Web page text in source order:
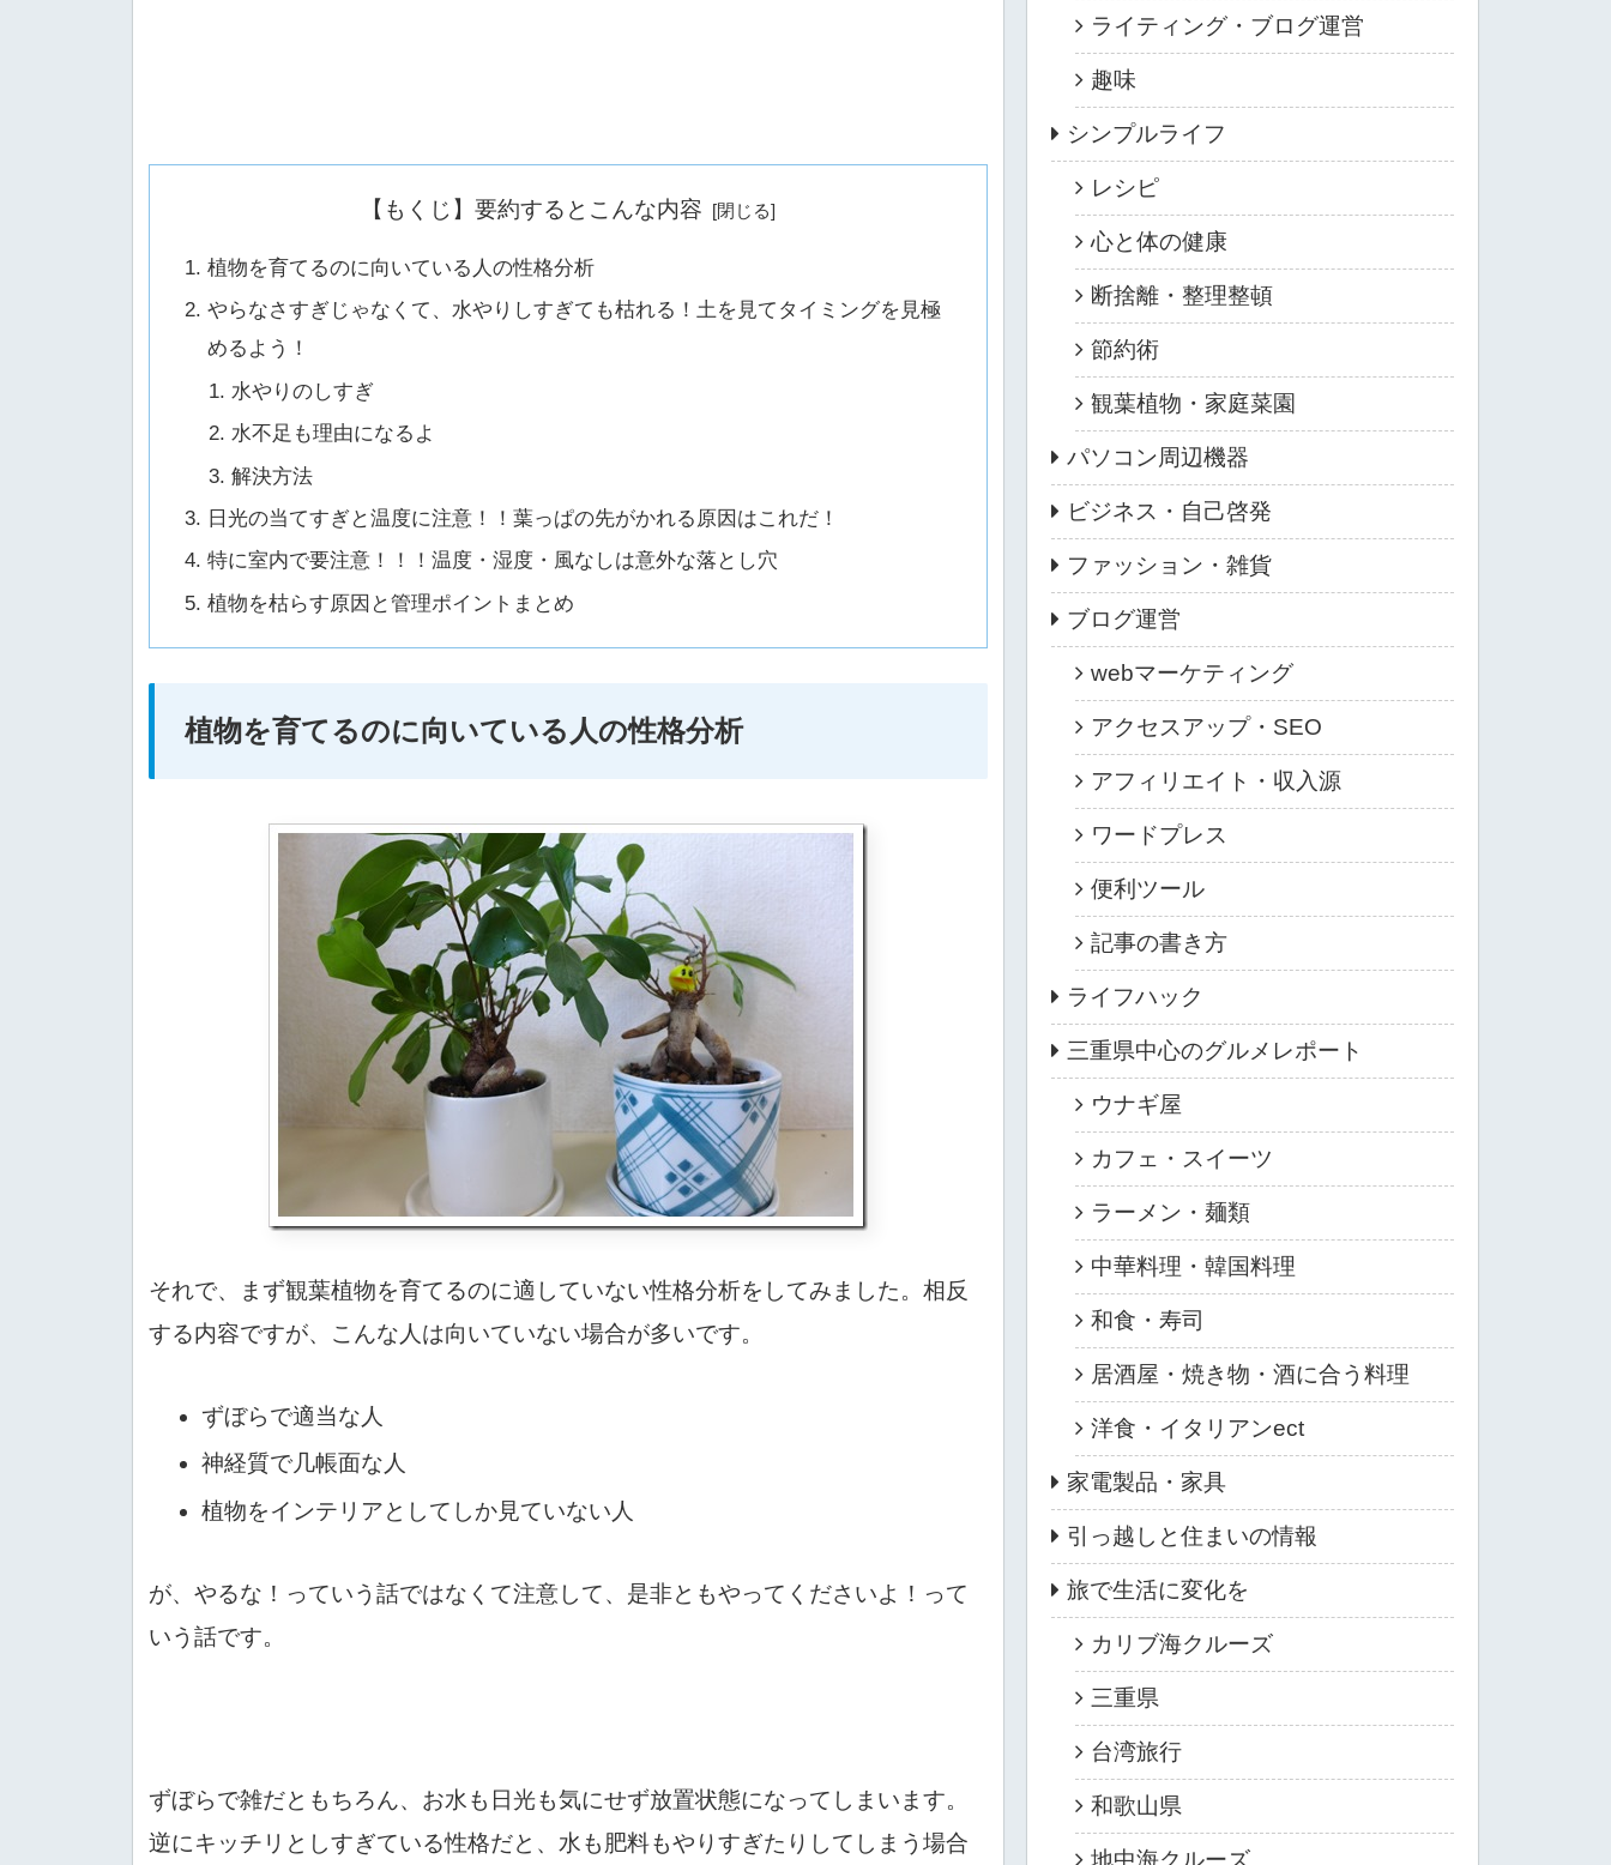
【もくじ】要約するとこんな内容
植物を育てるのに向いている人の性格分析
やらなさすぎじゃなくて、水やりしすぎても枯れる！土を見てタイミングを見極
めるよう！
水やりのしすぎ
水不足も理由になるよ
解決方法
日光の当てすぎと温度に注意！！葉っぱの先がかれる原因はこれだ！
特に室内で要注意！！！温度・湿度・風なしは意外な落とし穴
植物を枯らす原因と管理ポイントまとめ
植物を育てるのに向いている人の性格分析
それで、まず観葉植物を育てるのに適していない性格分析をしてみました。相反
する内容ですが、こんな人は向いていない場合が多いです。
ずぼらで適当な人
神経質で几帳面な人
植物をインテリアとしてしか見ていない人
が、やるな！っていう話ではなくて注意して、是非ともやってくださいよ！って
いう話です。
ずぼらで雑だともちろん、お水も日光も気にせず放置状態になってしまいます。
逆にキッチリとしすぎている性格だと、水も肥料もやりすぎたりしてしまう場合
ライティング・ブログ運営
趣味
シンプルライフ
レシピ
心と体の健康
断捨離・整理整頓
節約術
観葉植物・家庭菜園
パソコン周辺機器
ビジネス・自己啓発
ファッション・雑貨
ブログ運営
webマーケティング
アクセスアップ・SEO
アフィリエイト・収入源
ワードプレス
便利ツール
記事の書き方
ライフハック
三重県中心のグルメレポート
ウナギ屋
カフェ・スイーツ
ラーメン・麺類
中華料理・韓国料理
和食・寿司
居酒屋・焼き物・酒に合う料理
洋食・イタリアンect
家電製品・家具
引っ越しと住まいの情報
旅で生活に変化を
カリブ海クルーズ
三重県
台湾旅行
和歌山県
地中海クルーズ